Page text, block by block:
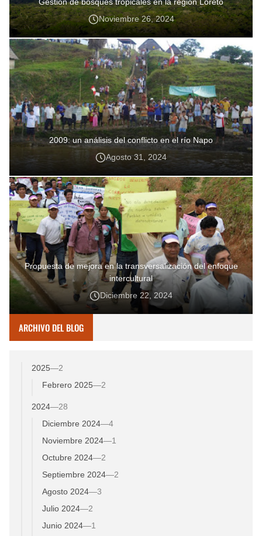
Gestión de bosques tropicales en la región Loreto
Noviembre 26, 2024
2009: un análisis del conflicto en el río Napo
Agosto 31, 2024
Propuesta de mejora en la transversalización del enfoque
intercultural
Diciembre 22, 2024
ARCHIVO DEL BLOG
2025—2
Febrero 2025—2
2024—28
Diciembre 2024—4
Noviembre 2024—1
Octubre 2024—2
Septiembre 2024—2
Agosto 2024—3
Julio 2024—2
Junio 2024—1